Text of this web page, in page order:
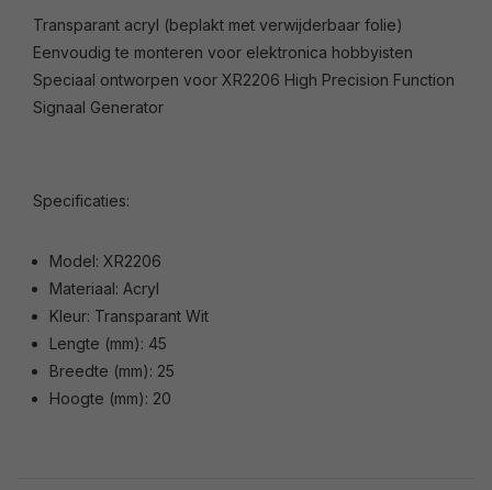
Transparant acryl (beplakt met verwijderbaar folie)
Eenvoudig te monteren voor elektronica hobbyisten
Speciaal ontworpen voor XR2206 High Precision Function
Signaal Generator
Specificaties:
Model: XR2206
Materiaal: Acryl
Kleur: Transparant Wit
Lengte (mm): 45
Breedte (mm): 25
Hoogte (mm): 20